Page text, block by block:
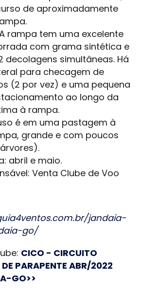
de aproximadamente
rampa tem uma excelente
com grama sintética e
decolagens simultâneas. Há
para checagem de
(2 por vez) e uma pequena
ao longo da
à rampa.
é em uma pastagem à
grande e com poucos
abril e maio.
Venta Clube de Voo
jandaia-
go/
CICO - CIRCUITO
DE PARAPENTE ABR/2022
GO>>